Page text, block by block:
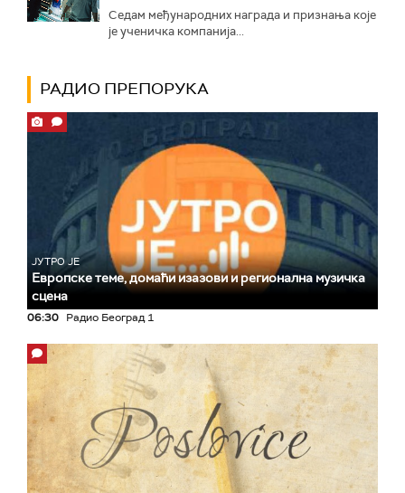
Седам међународних награда и признања које
је ученичка компанија...
РАДИО ПРЕПОРУКА
ЈУТРО ЈЕ
Европске теме, домаћи изазови и регионална музичка
сцена
06:30 Радио Београд 1